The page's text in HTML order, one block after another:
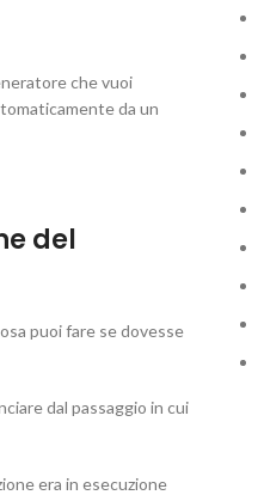
che vuoi
da un
del
puoi fare se dovesse
dal passaggio in cui
era in esecuzione